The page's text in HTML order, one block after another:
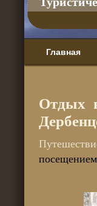
Главная
Отдых